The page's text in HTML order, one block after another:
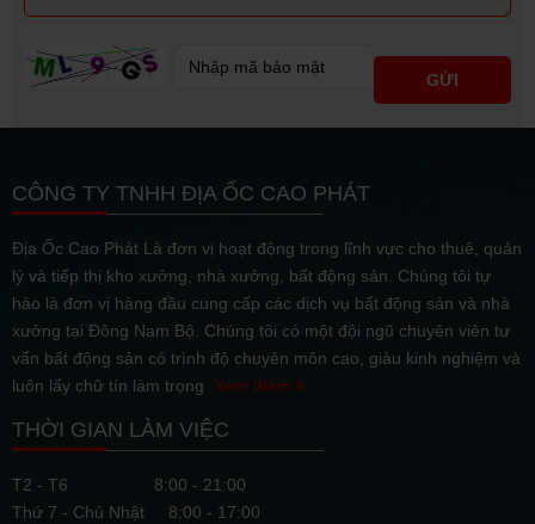
CÔNG TY TNHH ĐỊA ỐC CAO PHÁT
Địa Ốc Cao Phát Là đơn vị hoạt động trong lĩnh vực cho thuê, quản
lý và tiếp thị kho xưởng, nhà xưởng, bất động sản. Chúng tôi tự
hào là đơn vị hàng đầu cung cấp các dịch vụ bất động sản và nhà
xưởng tại Đông Nam Bộ. Chúng tôi có một đội ngũ chuyên viên tư
vấn bất động sản có trình độ chuyên môn cao, giàu kinh nghiệm và
luôn lấy chữ tín làm trọng Xem thêm
THỜI GIAN LÀM VIỆC
T2 - T6
8:00 - 21:00
Thứ 7 - Chủ Nhật
8:00 - 17:00